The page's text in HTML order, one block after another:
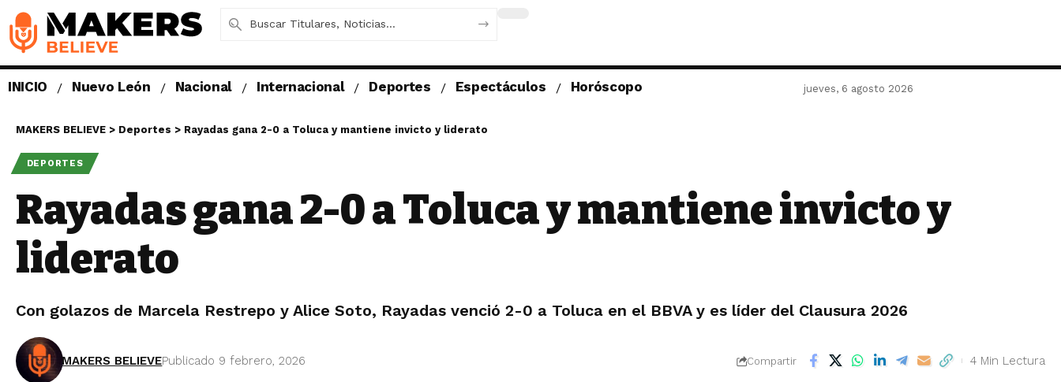
INICIO Nuevo León Nacional Internacional Deportes Espectáculos Horóscopo jueves, 6 agosto 2026
MAKERS BELIEVE > Deportes > Rayadas gana 2-0 a Toluca y mantiene invicto y liderato
DEPORTES
Rayadas gana 2-0 a Toluca y mantiene invicto y
liderato
Con golazos de Marcela Restrepo y Alice Soto, Rayadas venció 2-0 a Toluca en el BBVA y es líder del Clausura 2026
MAKERS BELIEVEPublicado 9 febrero, 2026 Compartir 4 Min Lectura